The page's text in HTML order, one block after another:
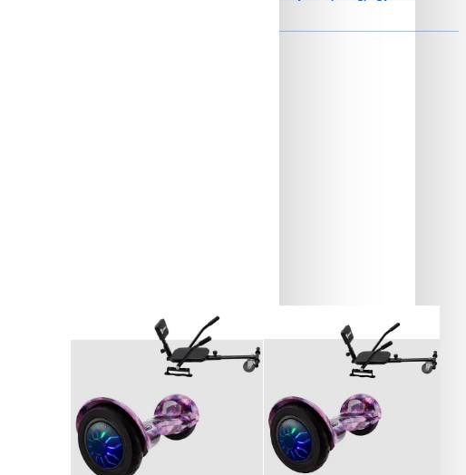
Akkumulátor és autonómia
Megnövelt üzemidő, nagy kapacitású
akkumulátorral felszerelve
Elérhető ár, standard akkumulátorral